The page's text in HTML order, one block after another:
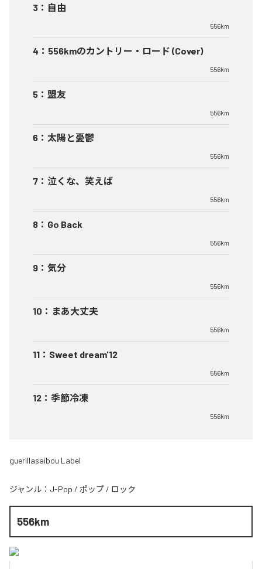
3 ： 自由
556km
4 ： 556kmのカントリー・ロード (Cover)
556km
5 ： 盟友
556km
6 ： 太陽と憂鬱
556km
7 ： 泣くな、笑えば
556km
8 ： Go Back
556km
9 ： 気分
556km
10 ： まあ大丈夫
556km
11 ： Sweet dream'12
556km
12 ： 季節冷凍
556km
guerillasaibou Label
ジャンル： J-Pop / ポップ / ロック
556km